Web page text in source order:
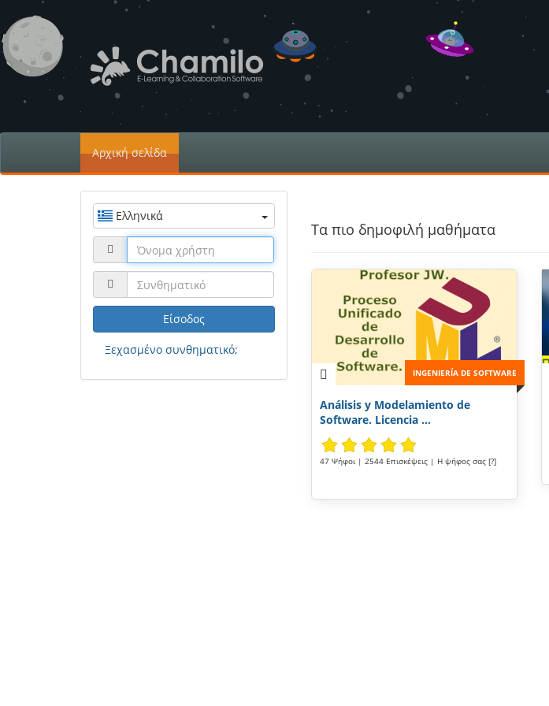
Αρχική σελίδα
Τα πιο δημοφιλή μαθήματα
INGENIERÍA DE SOFTWARE
Análisis y Modelamiento de
Software. Licencia ...
47 Ψήφοι | 2544 Επισκέψεις | Η ψήφος σας [?]
Ελληνικά
Είσοδος
Ξεχασμένο συνθηματικό;